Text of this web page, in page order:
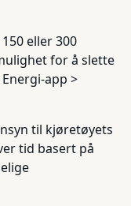
eller 300
for å slette
app >
til kjøretøyets
tid basert på